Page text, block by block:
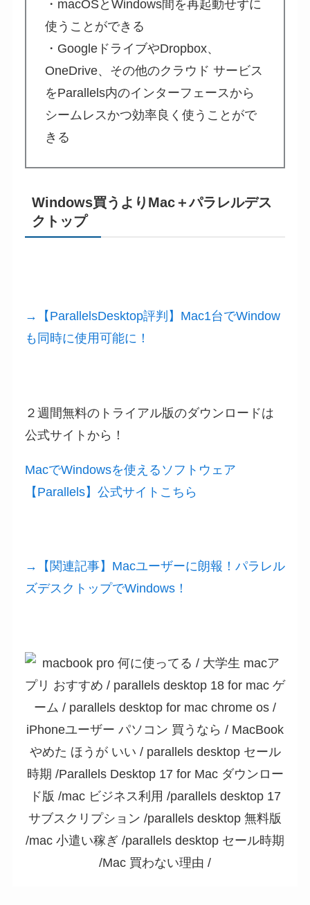
・macOSとWindows間を再起動せずに
使うことができる
・GoogleドライブやDropbox、
OneDrive、その他のクラウド サービス
をParallels内のインターフェースから
シームレスかつ効率良く使うことがで
きる
Windows買うよりMac＋パラレルデス
クトップ
→【ParallelsDesktop評判】Mac1台でWindow
も同時に使用可能に！
２週間無料のトライアル版のダウンロードは
公式サイトから！
MacでWindowsを使えるソフトウェア
【Parallels】公式サイトこちら
→【関連記事】Macユーザーに朗報！パラレル
ズデスクトップでWindows！